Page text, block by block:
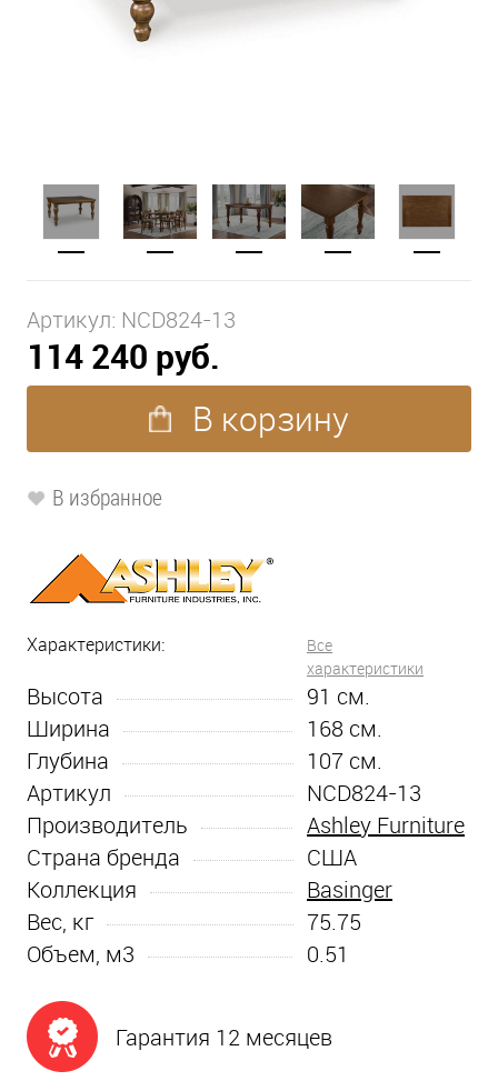
Артикул: NCD824-13
114 240 руб.
В корзину
В избранное
Характеристики:
Все
характеристики
Высота 91 см.
Ширина
168 см.
Глубина
107 см.
Артикул
NCD824-13
Производитель
Ashley Furniture
Страна бренда
США
Коллекция
Basinger
Вес, кг
75.75
Объем, м3
0.51
Гарантия 12 месяцев